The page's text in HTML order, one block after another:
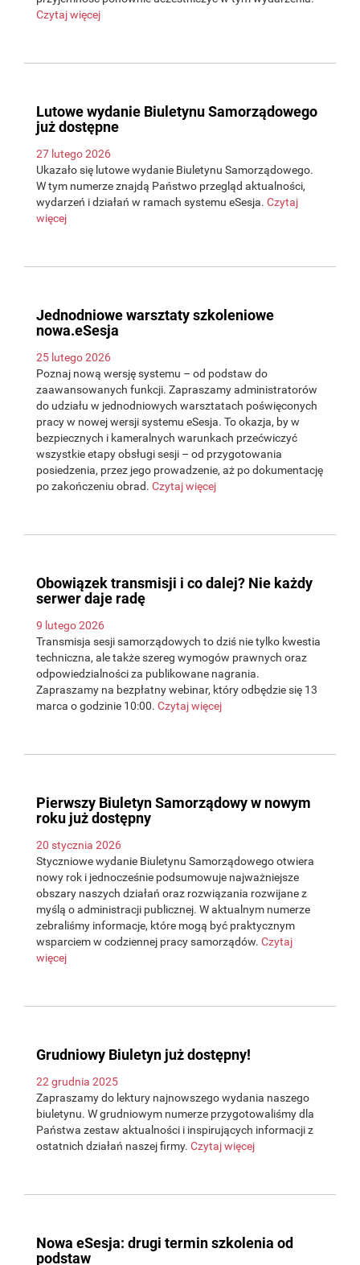
Czytaj więcej
Lutowe wydanie Biuletynu Samorządowego
już dostępne
27 lutego 2026
Ukazało się lutowe wydanie Biuletynu Samorządowego.
W tym numerze znajdą Państwo przegląd aktualności,
wydarzeń i działań w ramach systemu eSesja. Czytaj
więcej
Jednodniowe warsztaty szkoleniowe
nowa.eSesja
25 lutego 2026
Poznaj nową wersję systemu – od podstaw do
zaawansowanych funkcji. Zapraszamy administratorów
do udziału w jednodniowych warsztatach poświęconych
pracy w nowej wersji systemu eSesja. To okazja, by w
bezpiecznych i kameralnych warunkach przećwiczyć
wszystkie etapy obsługi sesji – od przygotowania
posiedzenia, przez jego prowadzenie, aż po dokumentację
po zakończeniu obrad. Czytaj więcej
Obowiązek transmisji i co dalej? Nie każdy
serwer daje radę
9 lutego 2026
Transmisja sesji samorządowych to dziś nie tylko kwestia
techniczna, ale także szereg wymogów prawnych oraz
odpowiedzialności za publikowane nagrania.
Zapraszamy na bezpłatny webinar, który odbędzie się 13
marca o godzinie 10:00. Czytaj więcej
Pierwszy Biuletyn Samorządowy w nowym
roku już dostępny
20 stycznia 2026
Styczniowe wydanie Biuletynu Samorządowego otwiera
nowy rok i jednocześnie podsumowuje najważniejsze
obszary naszych działań oraz rozwiązania rozwijane z
myślą o administracji publicznej. W aktualnym numerze
zebraliśmy informacje, które mogą być praktycznym
wsparciem w codziennej pracy samorządów. Czytaj
więcej
Grudniowy Biuletyn już dostępny!
22 grudnia 2025
Zapraszamy do lektury najnowszego wydania naszego
biuletynu. W grudniowym numerze przygotowaliśmy dla
Państwa zestaw aktualności i inspirujących informacji z
ostatnich działań naszej firmy. Czytaj więcej
Nowa eSesja: drugi termin szkolenia od
podstaw